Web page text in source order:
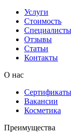
Услуги
Стоимость
Специалисты
Отзывы
Статьи
Контакты
О нас
Сертификаты
Вакансии
Косметика
Преимущества